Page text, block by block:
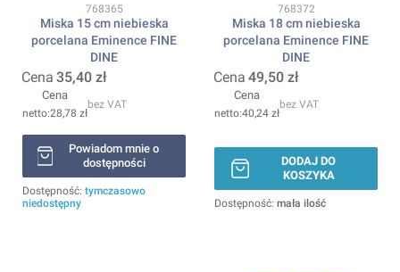
Kod produktu
768365
Miska 15 cm niebieska
porcelana Eminence FINE
DINE
Cena 35,40 zł
Cena
28,78 zł
bez VAT
Powiadom mnie o
dostępności
Dostępność: tymczasowo
niedostępny
Kod produktu
768372
Miska 18 cm niebieska
porcelana Eminence FINE
DINE
Cena 49,50 zł
Cena
40,24 zł
bez VAT
DODAJ DO
KOSZYKA
Dostępność: mała ilość